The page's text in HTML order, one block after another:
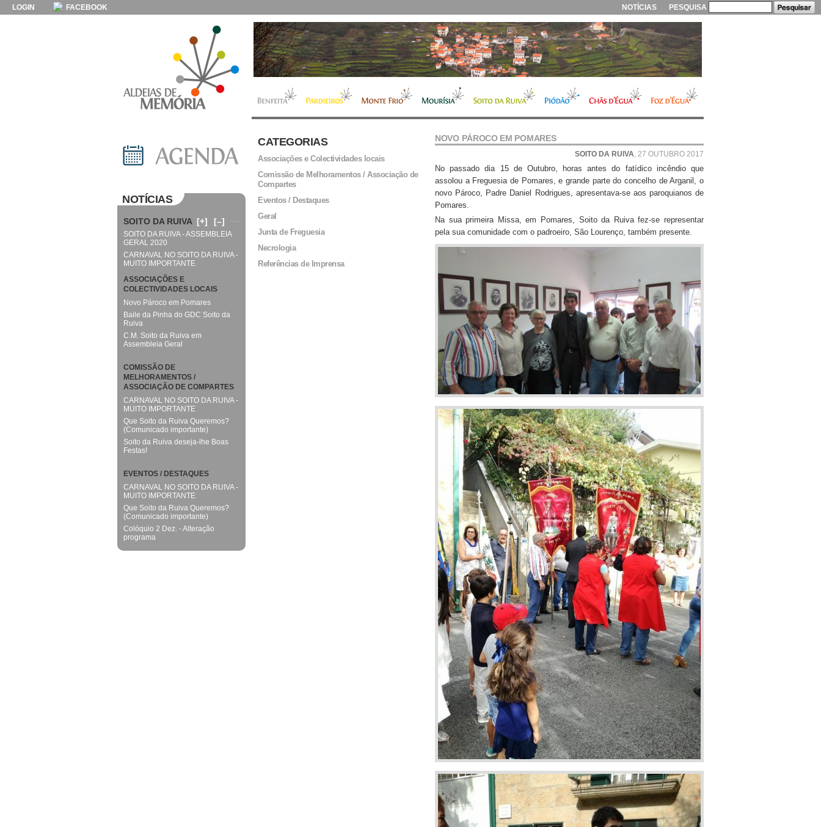
LOGIN FACEBOOK PESQUISA
NOTÍCIAS
NOVO PÁROCO EM POMARES
SOITO DA RUIVA, 27 OUTUBRO 2017
No passado dia 15 de Outubro, horas antes do fatídico incêndio que
assolou a Freguesia de Pomares, e grande parte do concelho de Arganil, o
novo Pároco, Padre Daniel Rodrigues, apresentava-se aos paroquianos de
Pomares.
Na sua primeira Missa, em Pomares, Soito da Ruiva fez-se representar
pela sua comunidade com o padroeiro, São Lourenço, também presente.
CATEGORIAS
Associações e Colectividades locais
Comissão de Melhoramentos / Associação de
Compartes
Eventos / Destaques
Geral
Junta de Freguesia
Necrologia
Referências de Imprensa
NOTÍCIAS
SOITO DA RUIVA [+] [–]
SOITO DA RUIVA - ASSEMBLEIA
GERAL 2020
CARNAVAL NO SOITO DA RUIVA -
MUITO IMPORTANTE
ASSOCIAÇÕES E
COLECTIVIDADES LOCAIS
Novo Pároco em Pomares
Baile da Pinha do GDC Soito da
Ruiva
C.M. Soito da Ruiva em
Assembleia Geral
COMISSÃO DE
MELHORAMENTOS /
ASSOCIAÇÃO DE COMPARTES
CARNAVAL NO SOITO DA RUIVA -
MUITO IMPORTANTE
Que Soito da Ruiva Queremos?
(Comunicado importante)
Soito da Ruiva deseja-lhe Boas
Festas!
EVENTOS / DESTAQUES
CARNAVAL NO SOITO DA RUIVA -
MUITO IMPORTANTE
Que Soito da Ruiva Queremos?
(Comunicado importante)
Colóquio 2 Dez. - Alteração
programa